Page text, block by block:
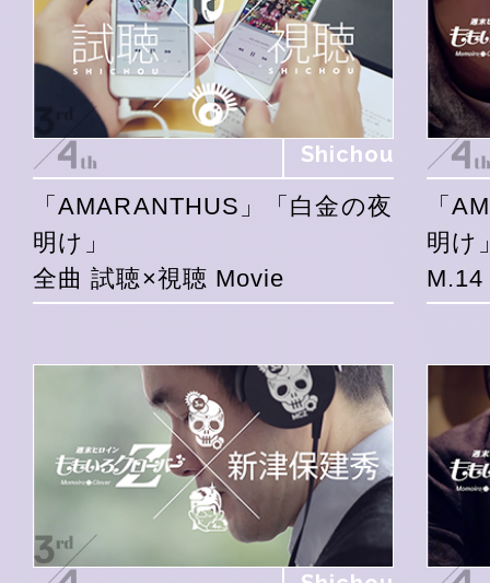
Shichou
「AMARANTHUS」「白金の夜
明け」
全曲 試聴×視聴 Movie
「
明け